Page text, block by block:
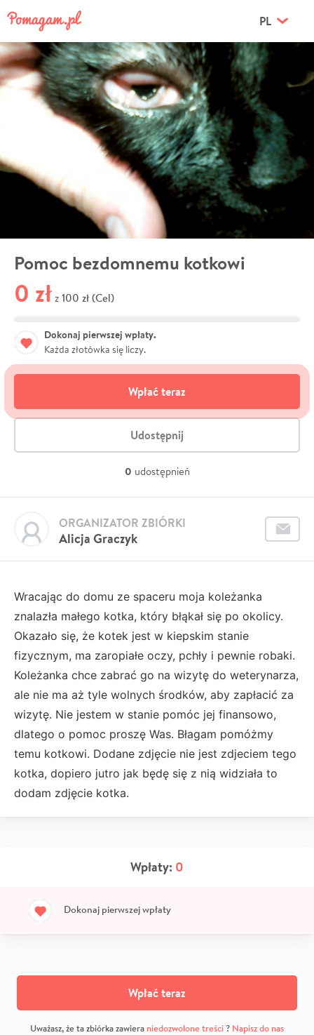
PL
Pomoc bezdomnemu kotkowi
0 zł z 100 zł (Cel)
Dokonaj pierwszej wpłaty.
Każda złotówka się liczy.
Wpłać teraz
Udostępnij
0 udostępnień
Alicja Graczyk
ORGANIZATOR ZBIÓRKI
Wracając do domu ze spaceru moja koleżanka
znalazła małego kotka, który błąkał się po okolicy.
Okazało się, że kotek jest w kiepskim stanie
fizycznym, ma zaropiałe oczy, pchły i pewnie robaki.
Koleżanka chce zabrać go na wizytę do weterynarza,
ale nie ma aż tyle wolnych środków, aby zapłacić za
wizytę. Nie jestem w stanie pomóc jej finansowo,
dlatego o pomoc proszę Was. Błagam pomóżmy
temu kotkowi. Dodane zdjęcie nie jest zdjeciem tego
kotka, dopiero jutro jak będę się z nią widziała to
dodam zdjęcie kotka.
Wpłaty: 0
Dokonaj pierwszej wpłaty
Wpłać teraz
Uważasz, że ta zbiórka zawiera niedozwolone treści? Napisz do nas